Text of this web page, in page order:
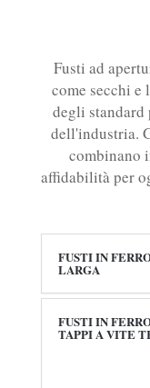
Fusti ad
come secchi e
degli
dell'industria.
combinano
affidabilità per
FUSTI IN
LARGA
FUSTI IN
TAPPI A VITE